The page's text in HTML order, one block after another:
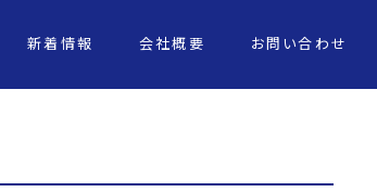
新着情報 会社概要 お問い合わせ